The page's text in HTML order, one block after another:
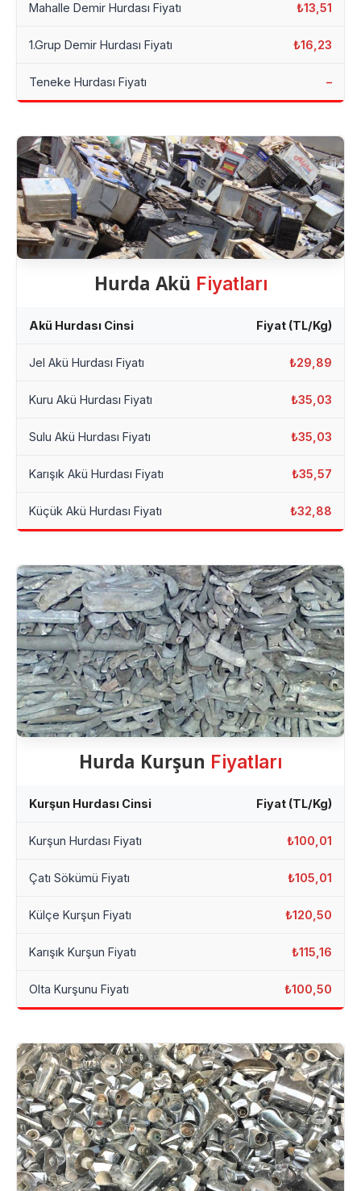
Mahalle Demir Hurdası Fiyatı ₺13,51
1.Grup Demir Hurdası Fiyatı ₺16,23
Teneke Hurdası Fiyatı –
Hurda Akü Fiyatları
Akü Hurdası Cinsi Fiyat (TL/Kg)
Jel Akü Hurdası Fiyatı ₺29,89
Kuru Akü Hurdası Fiyatı ₺35,03
Sulu Akü Hurdası Fiyatı ₺35,03
Karışık Akü Hurdası Fiyatı ₺35,57
Küçük Akü Hurdası Fiyatı ₺32,88
Hurda Kurşun Fiyatları
Kurşun Hurdası Cinsi Fiyat (TL/Kg)
Kurşun Hurdası Fiyatı ₺100,01
Çatı Sökümü Fiyatı ₺105,01
Külçe Kurşun Fiyatı ₺120,50
Karışık Kurşun Fiyatı ₺115,16
Olta Kurşunu Fiyatı ₺100,50